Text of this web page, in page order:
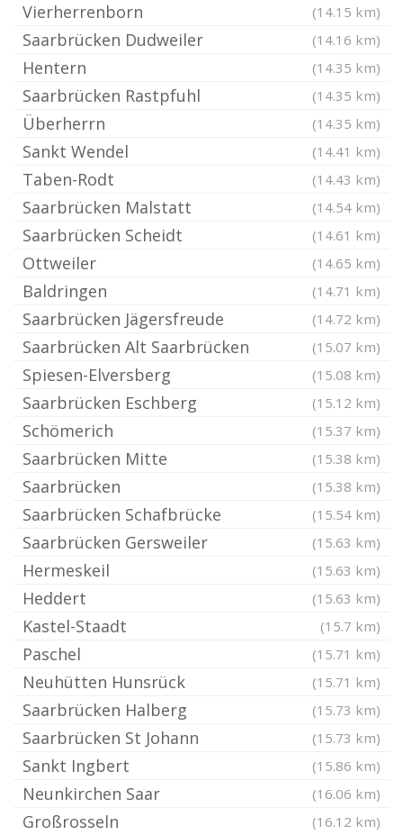
Vierherrenborn (14.15 km)
Saarbrücken Dudweiler (14.16 km)
Hentern (14.35 km)
Saarbrücken Rastpfuhl (14.35 km)
Überherrn (14.35 km)
Sankt Wendel (14.41 km)
Taben-Rodt (14.43 km)
Saarbrücken Malstatt (14.54 km)
Saarbrücken Scheidt (14.61 km)
Ottweiler (14.65 km)
Baldringen (14.71 km)
Saarbrücken Jägersfreude (14.72 km)
Saarbrücken Alt Saarbrücken (15.07 km)
Spiesen-Elversberg (15.08 km)
Saarbrücken Eschberg (15.12 km)
Schömerich (15.37 km)
Saarbrücken Mitte (15.38 km)
Saarbrücken (15.38 km)
Saarbrücken Schafbrücke (15.54 km)
Saarbrücken Gersweiler (15.63 km)
Hermeskeil (15.63 km)
Heddert (15.63 km)
Kastel-Staadt (15.7 km)
Paschel (15.71 km)
Neuhütten Hunsrück (15.71 km)
Saarbrücken Halberg (15.73 km)
Saarbrücken St Johann (15.73 km)
Sankt Ingbert (15.86 km)
Neunkirchen Saar (16.06 km)
Großrosseln (16.12 km)